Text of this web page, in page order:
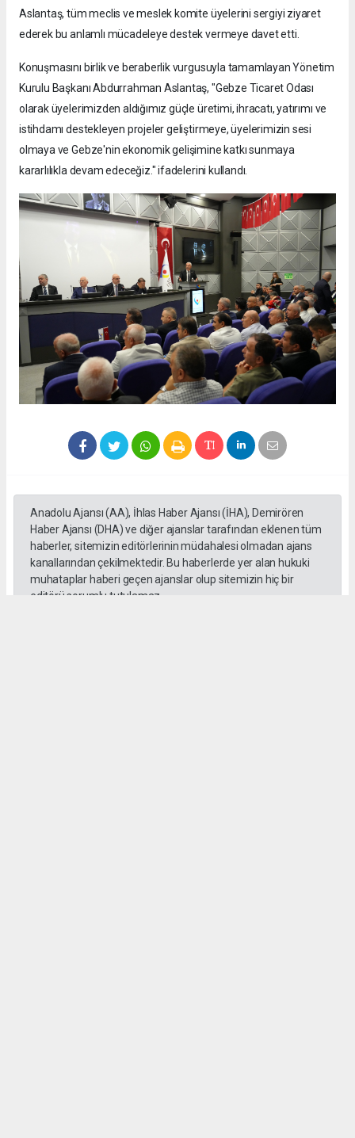
Aslantaş, tüm meclis ve meslek komite üyelerini sergiyi ziyaret
ederek bu anlamlı mücadeleye destek vermeye davet etti.
Konuşmasını birlik ve beraberlik vurgusuyla tamamlayan Yönetim
Kurulu Başkanı Abdurrahman Aslantaş, "Gebze Ticaret Odası
olarak üyelerimizden aldığımız güçle üretimi, ihracatı, yatırımı ve
istihdamı destekleyen projeler geliştirmeye, üyelerimizin sesi
olmaya ve Gebze'nin ekonomik gelişimine katkı sunmaya
kararlılıkla devam edeceğiz." ifadelerini kullandı.
Anadolu Ajansı (AA), İhlas Haber Ajansı (İHA), Demirören
Haber Ajansı (DHA) ve diğer ajanslar tarafından eklenen tüm
haberler, sitemizin editörlerinin müdahalesi olmadan ajans
kanallarından çekilmektedir. Bu haberlerde yer alan hukuki
muhataplar haberi geçen ajanslar olup sitemizin hiç bir
editörü sorumlu tutulamaz...